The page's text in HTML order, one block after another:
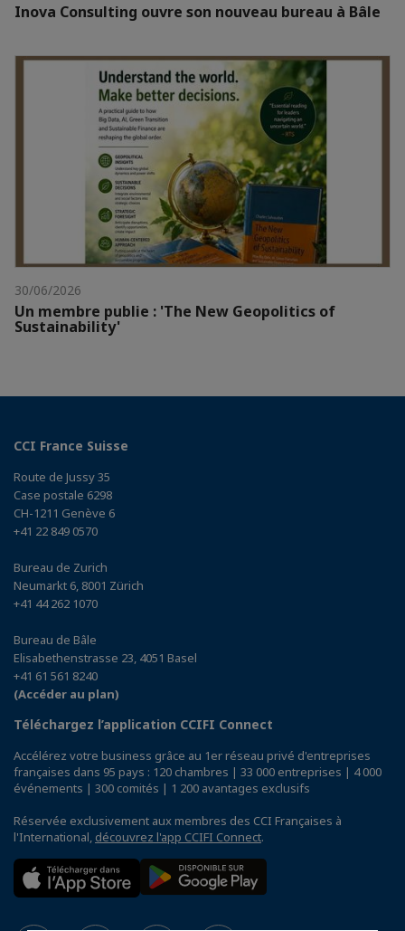
Inova Consulting ouvre son nouveau bureau à Bâle
30/06/2026
Un membre publie : 'The New Geopolitics of
Sustainability'
CCI France Suisse
Route de Jussy 35
Case postale 6298
CH-1211 Genève 6
+41 22 849 0570
Bureau de Zurich
Neumarkt 6, 8001 Zürich
+41 44 262 1070
Bureau de Bâle
Elisabethenstrasse 23, 4051 Basel
+41 61 561 8240
(Accéder au plan)
Téléchargez l’application CCIFI Connect
Accélérez votre business grâce au 1er réseau privé d'entreprises
françaises dans 95 pays : 120 chambres | 33 000 entreprises | 4 000
événements | 300 comités | 1 200 avantages exclusifs
Réservée exclusivement aux membres des CCI Françaises à
l'International, découvrez l'app CCIFI Connect.